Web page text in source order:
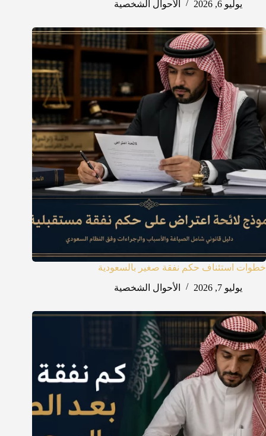
يوليو 6, 2026 الأحوال الشخصية
خطوات استئناف حكم نفقة صغير بالسعودية
يوليو 7, 2026
الأحوال الشخصية